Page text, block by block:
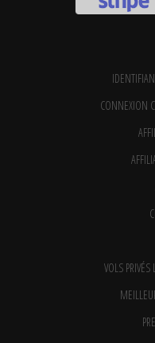
CONNEXION
VOLS PRIVÉS